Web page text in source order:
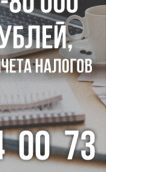
Радуга Сибири начали строить